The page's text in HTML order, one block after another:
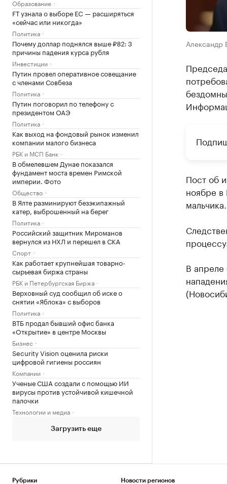
Образование
FT узнала о выборе ЕС — расширяться
«сейчас или никогда»
Политика
Почему доллар поднялся выше ₽82: 3
причины падения курса рубля
Инвестиции
Путин провел оперативное совещание
с членами Совбеза
Политика
Путин поговорил по телефону с
президентом ОАЭ
Политика
Как выход на фондовый рынок изменил
компании малого бизнеса
РБК и МСП Банк
В обмелевшем Дунае показался
фундамент моста времен Римской
империи. Фото
Общество
В Ялте разминируют безэкипажный
катер, выброшенный на берег
Политика
Российский защитник Мироманов
вернулся из НХЛ и перешел в СКА
Спорт
Как работает крупнейшая товарно-
сырьевая биржа страны
РБК и Петербургская Биржа
Верховный суд сообщил об иске о
снятии «Яблока» с выборов
Политика
ВТБ продал бывший офис банка
«Открытие» в центре Москвы
Бизнес
Security Vision оценила риски
цифровой гигиены россиян
Компании
Ученые США создали с помощью ИИ
вирусы против устойчивой кишечной
палочки
Технологии и медиа
Загрузить еще
Александр
Пост об
ноябре в
В апреле
Рубрики Новости регионов